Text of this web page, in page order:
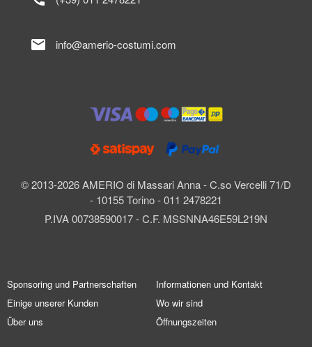
© 2013-2026 AMERIO di Massari Anna - C.so Vercelli 71/D
- 10155 Torino - 011 2478221
P.IVA 00738590017 - C.F. MSSNNA46E59L219N
mail info@amerio-costumi.com
Sponsoring und Partnerschaften
Einige unserer Kunden
Über uns
Informationen und Kontakt
Wo wir sind
Öffnungszeiten